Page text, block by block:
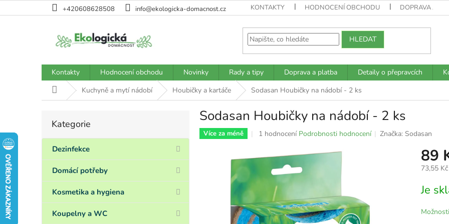
na
+420608628508 info@ekologicka-domacnost.cz KONTAKTY HODNOCENÍ OBCHODU DOPRAVA A
HLEDAT
Kontakty Hodnocení obchodu Novinky Rady a tipy Doprava a platba Detaily o přepravcích
Domů Kuchyně a mytí nádobí Houbičky a kartáče Sodasan Houbičky na nádobí - 2 ks
s
r
n
í
Přeskočit
Kategorie
Dezinfekce
Domácí potřeby
Kosmetika a hygiena
Koupelny a WC
Sodasan Houbičky na nádobí - 2 ks
Více za méně
Průměrné
z
hvězdiček.
1 hodnocení Podrobnosti hodnocení Značka: Sodasan
89
73,55
cena:
Je